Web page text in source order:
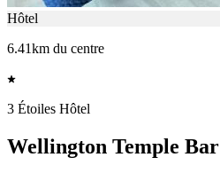
Hôtel
6.41km du centre
3 Étoiles Hôtel
Wellington Temple Bar